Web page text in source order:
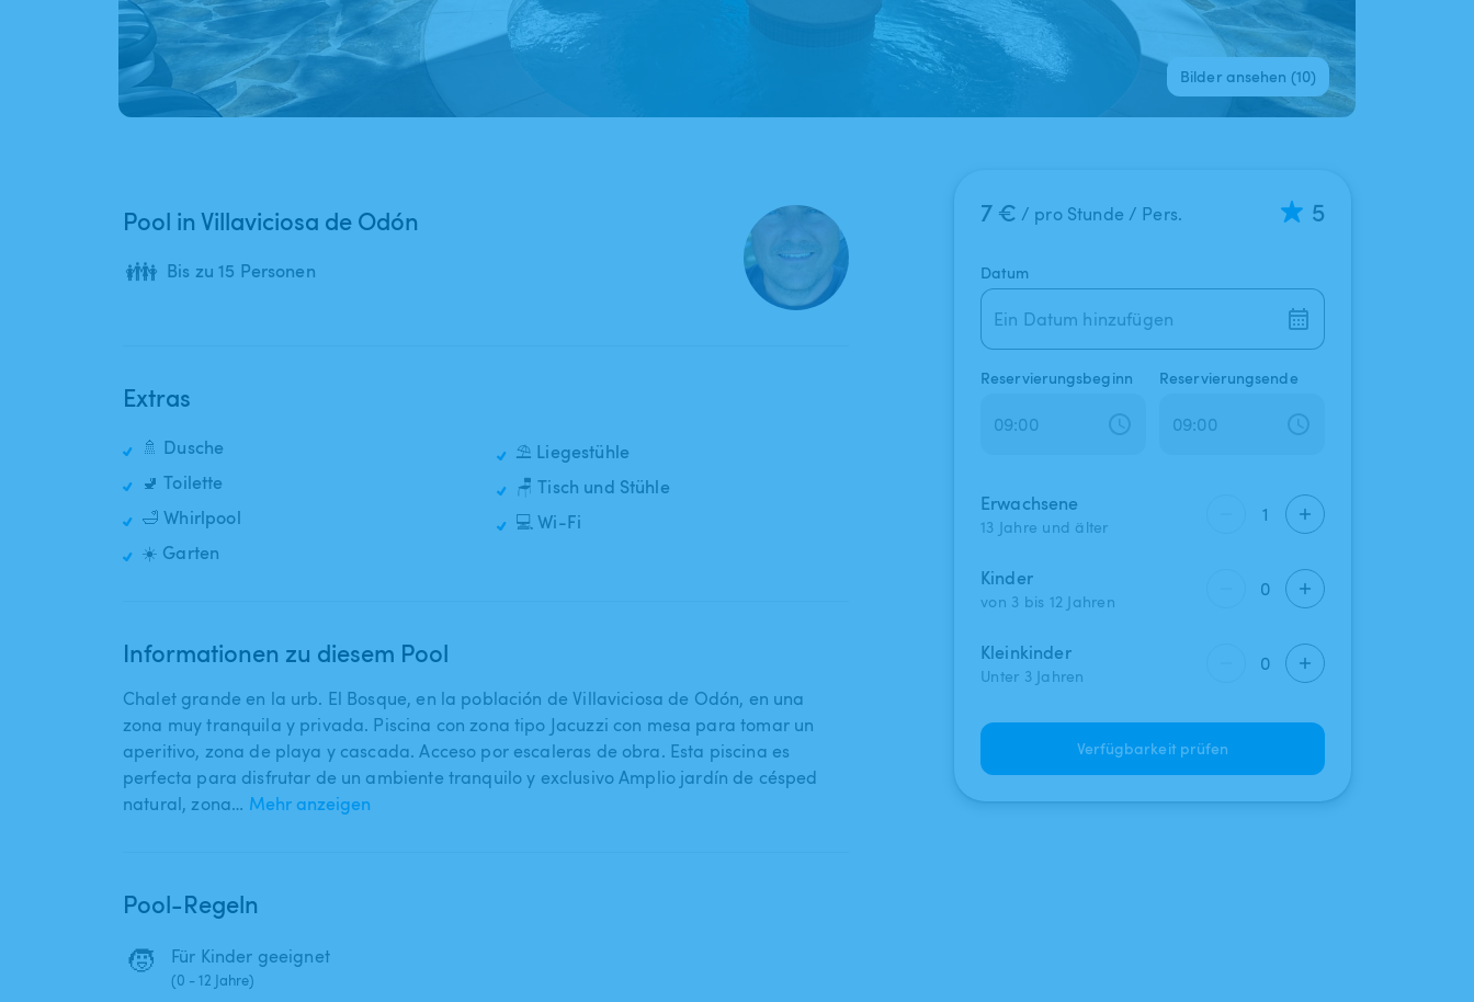
Bilder ansehen (10)
Pool in Villaviciosa de Odón
👪 Bis zu 15 Personen
Extras
🚿 Dusche
🚽 Toilette
🛁 Whirlpool
☀️ Garten
⛱️ Liegestühle
🪑 Tisch und Stühle
💻 Wi-Fi
Informationen zu diesem Pool
Chalet grande en la urb. El Bosque​,​ en la población de Villaviciosa de Odón​,​ en una
zona muy tranquila y privada. Piscina con zona tipo Jacuzzi con mesa para tomar un
aperitivo​,​ zona de playa y cascada. Acceso por escaleras de obra. Esta piscina es
perfecta para disfrutar de un ambiente tranquilo y exclusivo Amplio jardín de césped
natural​,​ zona… Mehr anzeigen
Pool-Regeln
🧒 Für Kinder geeignet
(0 - 12 Jahre)
7 € / pro Stunde / Pers. 5
Datum
Ein Datum hinzufügen
Reservierungsbeginn Reservierungsende
Erwachsene
13 Jahre und älter
1
Kinder
von 3 bis 12 Jahren
0
Kleinkinder
Unter 3 Jahren
0
Verfügbarkeit prüfen